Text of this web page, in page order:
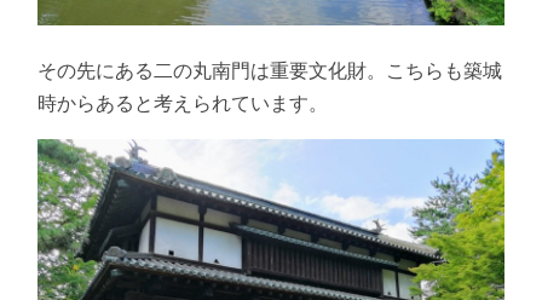
その先にある二の丸南門は重要文化財。こちらも築城
時からあると考えられています。